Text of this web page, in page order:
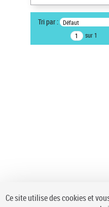
Type de notice d'autorité
Titre uniforme musical
Auteur d’œuvre
Tri par : Défaut
sur 1
Ce site utilise des cookies et